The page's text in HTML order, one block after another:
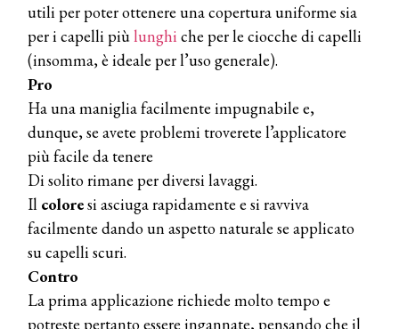
utili per poter ottenere una copertura uniforme sia
per i capelli piùlunghi che per le ciocche di capelli
(insomma, è ideale per l’uso generale).
Pro
Ha una maniglia facilmente impugnabile e,
dunque, se avete problemi troverete l’applicatore
più facile da tenere
Di solito rimane per diversi lavaggi.
Il coloresi asciuga rapidamente e si ravviva
facilmente dando un aspetto naturale se applicato
su capelli scuri.
Contro
La prima applicazione richiede molto tempo e
potreste pertanto essere ingannate, pensando che il